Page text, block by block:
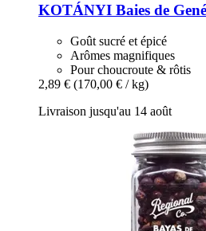
KOTÁNYI Baies de
Goût sucré et épicé
Arômes magnifiques
Pour choucroute & rôtis
2,89 € (170,00 € / kg)
Livraison jusqu'au 14 août